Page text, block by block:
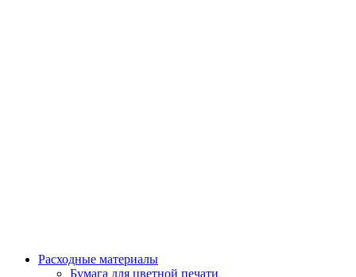
Расходные материалы
Бумага для цветной печати